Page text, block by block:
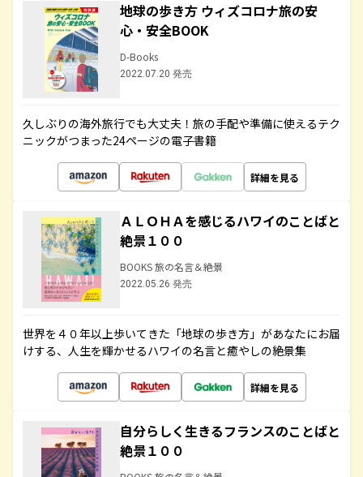
地球の歩き方 ウィズコロナ旅の安
心・安全BOOK
D-Books
2022.07.20 発売
久しぶりの海外旅行でも大丈夫！旅の手配や準備に使えるテク
ニックがつまった24ページの電子書籍
詳細を見る
ＡＬＯＨＡを感じるハワイのことばと
絶景１００
BOOKS 旅の名言＆絶景
2022.05.26 発売
世界を４０年以上歩いてきた「地球の歩き方」があなたにお届
けする、人生を輝かせるハワイの名言と癒やしの絶景集
詳細を見る
自分らしく生きるフランスのことばと
絶景１００